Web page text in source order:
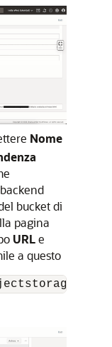
Nome
bucket di
pagina
URLe
a questo